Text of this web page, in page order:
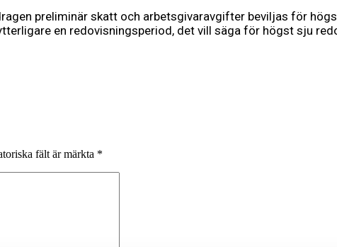
preliminär skatt och arbets­givaravgifter beviljas för
en redovisningsperiod, det vill säga för högst sju
fält är märkta *